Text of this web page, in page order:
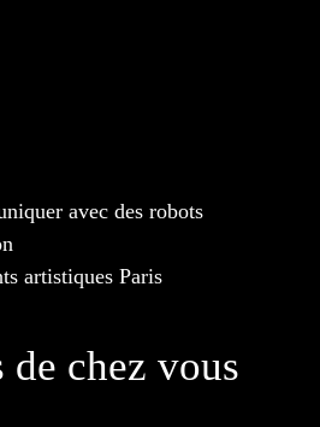
avec des robots
artistiques Paris
de chez vous